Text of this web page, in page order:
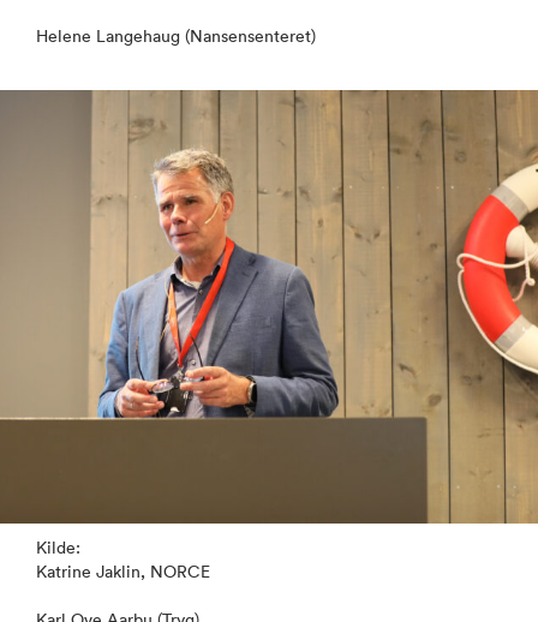
Helene Langehaug (Nansensenteret)
Kilde:
Katrine Jaklin, NORCE